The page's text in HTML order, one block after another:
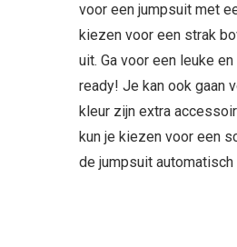
voor een jumpsuit met
kiezen voor een strak
uit. Ga voor een leuke
ready! Je kan ook gaan
kleur zijn extra
kun je kiezen voor een
de jumpsuit